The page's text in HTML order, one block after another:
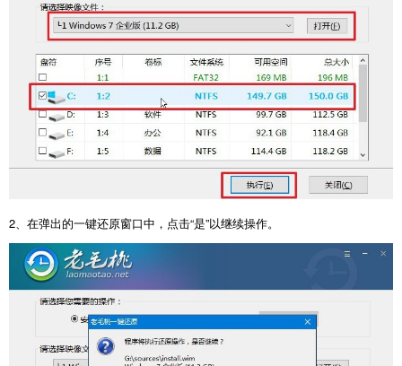
2 、在弹出的一键还原窗口中，点击“是”以继续操作。